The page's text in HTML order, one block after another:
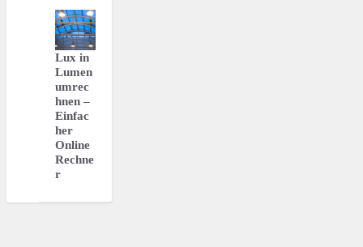
Lux in
Lumen
umrec
hnen –
Einfac
her
Online
Rechne
r